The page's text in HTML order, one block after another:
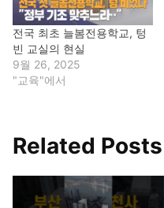
전국 최초 늘봄전용학교, 텅
빈 교실의 현실
9월 26, 2025
"교육"에서
Related Posts